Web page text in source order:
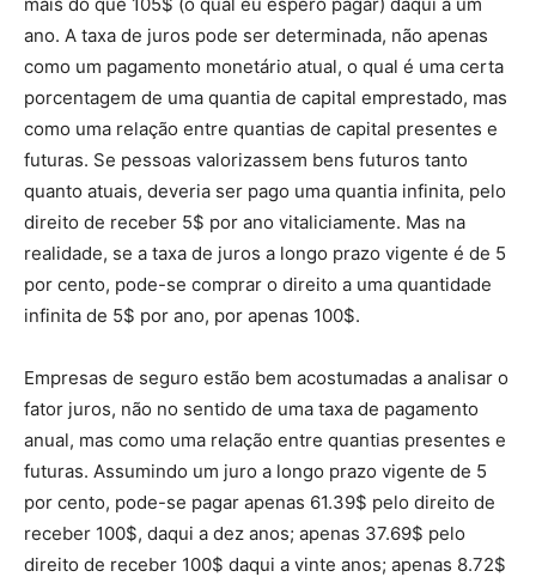
ano. A taxa de juros pode ser determinada, não apenas
como um pagamento monetário atual, o qual é uma certa
porcentagem de uma quantia de capital emprestado, mas
como uma relação entre quantias de capital presentes e
futuras. Se pessoas valorizassem bens futuros tanto
quanto atuais, deveria ser pago uma quantia infinita, pelo
direito de receber 5$ por ano vitaliciamente. Mas na
realidade, se a taxa de juros a longo prazo vigente é de 5
por cento, pode-se comprar o direito a uma quantidade
infinita de 5$ por ano, por apenas 100$.
Empresas de seguro estão bem acostumadas a analisar o
fator juros, não no sentido de uma taxa de pagamento
anual, mas como uma relação entre quantias presentes e
futuras. Assumindo um juro a longo prazo vigente de 5
por cento, pode-se pagar apenas 61.39$ pelo direito de
receber 100$, daqui a dez anos; apenas 37.69$ pelo
direito de receber 100$ daqui a vinte anos; apenas 8.72$